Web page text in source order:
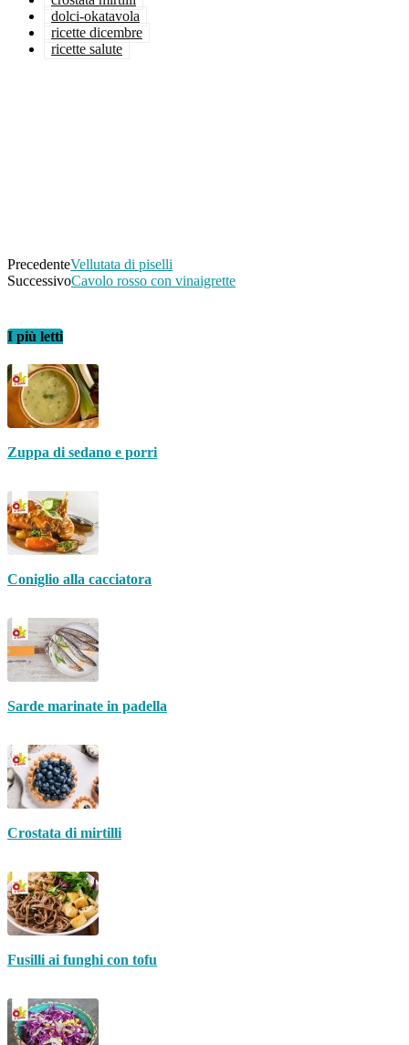
dolci-okatavola
ricette dicembre
ricette salute
PrecedenteVellutata di piselli
SuccessivoCavolo rosso con vinaigrette
I più letti
Zuppa di sedano e porri
Coniglio alla cacciatora
Sarde marinate in padella
Crostata di mirtilli
Fusilli ai funghi con tofu